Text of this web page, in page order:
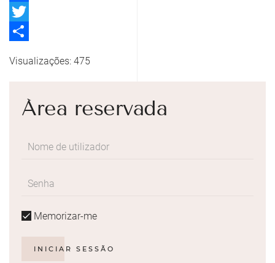
Facebook
Twitter
Visualizações: 475
Área reservada
Memorizar-me
INICIAR SESSÃO